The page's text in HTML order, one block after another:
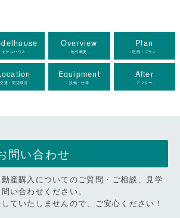
モデルハウス -
Overview
- 物件概要 -
Plan
- 区画・プラン -
通・周辺環境 -
Equipment
- 設備・仕様 -
After
- アフター -
問い合わせ
産購入についてのご質問・ご相談、見学
い合わせください。
ていたしませんので、ご安心ください！